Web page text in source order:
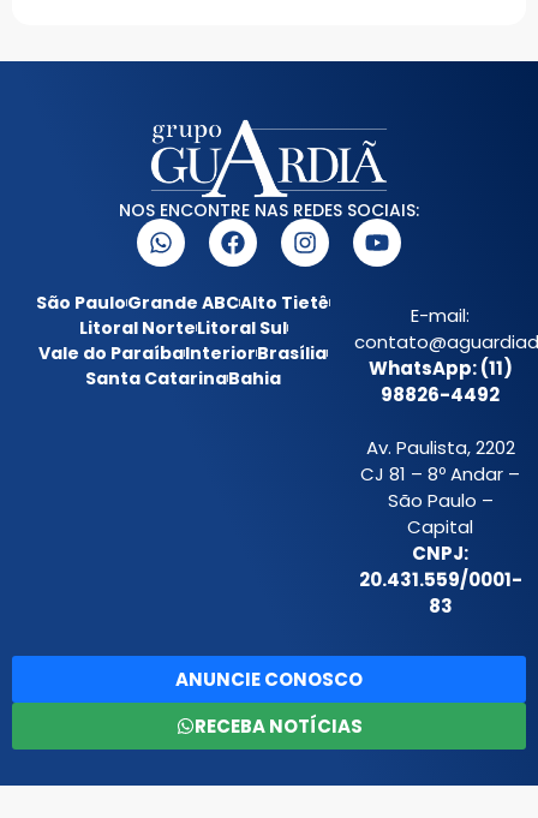
NOS ENCONTRE NAS REDES SOCIAIS:
São PauloGrande ABCAlto Tietê
Litoral NorteLitoral Sul
Vale do ParaíbaInteriorBrasília
Santa CatarinaBahia
E-mail:
WhatsApp: (11)
98826-4492
Av. Paulista, 2202
CJ 81 – 8º Andar –
São Paulo –
Capital
CNPJ:
20.431.559/0001-
83
ANUNCIE CONOSCO
RECEBA NOTÍCIAS